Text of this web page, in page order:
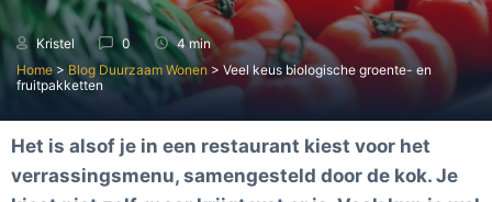
Kristel 0
4 min
Home > Blog Duurzaam Wonen > Veel keus biologische groente- en
fruitpakketten
Het is alsof je in een restaurant kiest voor het
verrassingsmenu, samengesteld door de kok. Je